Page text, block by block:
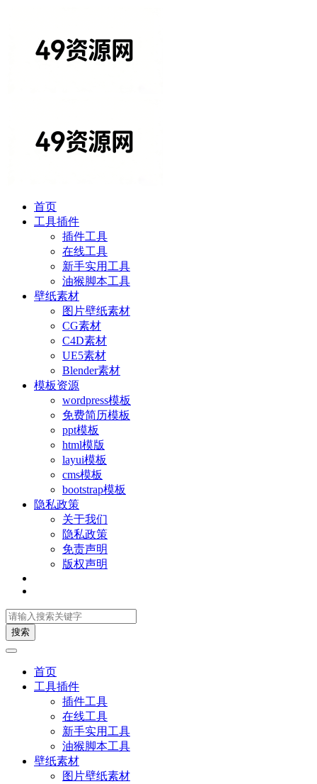
首页
工具插件
插件工具
在线工具
新手实用工具
油猴脚本工具
壁纸素材
图片壁纸素材
CG素材
C4D素材
UE5素材
Blender素材
模板资源
wordpress模板
免费简历模板
ppt模板
html模版
layui模板
cms模板
bootstrap模板
隐私政策
关于我们
隐私政策
免责声明
版权声明
搜索
首页
工具插件
插件工具
在线工具
新手实用工具
油猴脚本工具
壁纸素材
图片壁纸素材